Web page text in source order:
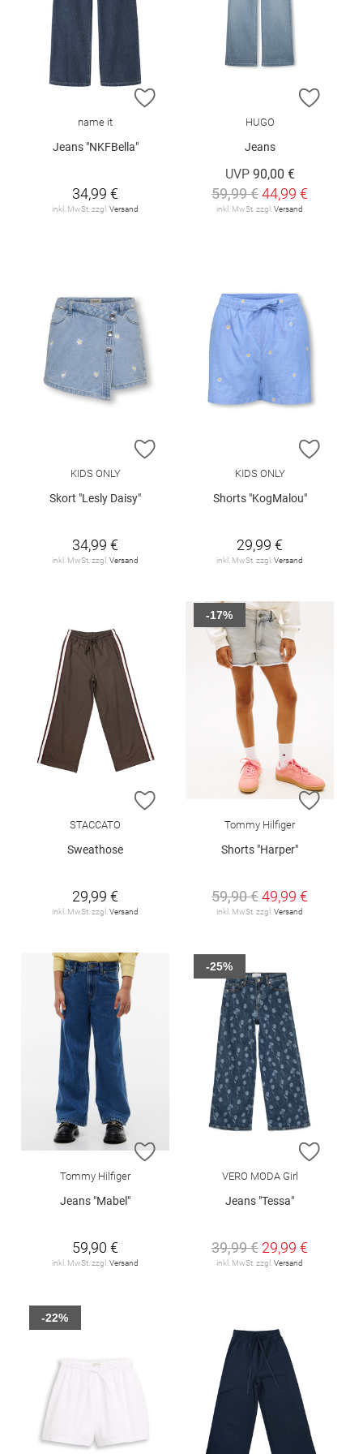
ZUR WUNSCHLISTE HINZUFÜGEN
name it
Jeans "NKFBella"
34,99 €
inkl. MwSt. zzgl.Versand
ZUR
HUGO
Jeans
UVP 90,00 €
59,99 €44,99 €
inkl. MwSt. zzgl.Versand
ZUR WUNSCHLISTE HINZUFÜGEN
KIDS ONLY
Skort "Lesly Daisy"
34,99 €
inkl. MwSt. zzgl. Versand
ZUR
KIDS ONLY
Shorts "KogMalou"
29,99 €
inkl. MwSt. zzgl. Versand
ZUR WUNSCHLISTE HINZUFÜGEN
STACCATO
Sweathose
29,99 €
inkl. MwSt. zzgl. Versand
ZUR
Tommy Hilfiger
Shorts "Harper"
59,90 €49,99 €
inkl. MwSt. zzgl. Versand
-17%
ZUR WUNSCHLISTE HINZUFÜGEN
Tommy Hilfiger
Jeans "Mabel"
59,90 €
inkl. MwSt. zzgl. Versand
ZUR
VERO MODA Girl
Jeans "Tessa"
39,99 € 29,99 €
inkl. MwSt. zzgl. Versand
-25%
-22%